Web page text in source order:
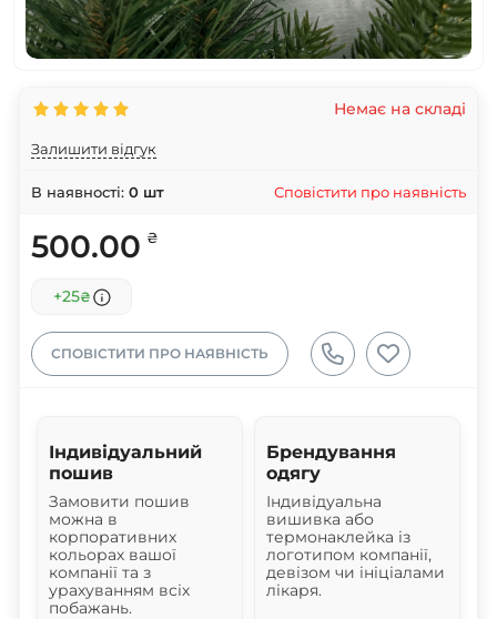
Залишити відгук
Немає на складі
В наявності: 0 шт Сповістити про наявність
500.00 ₴
+25₴
СПОВІСТИТИ ПРО НАЯВНІСТЬ
Індивідуальний
пошив
Замовити пошив
можна в
корпоративних
кольорах вашої
компанії та з
урахуванням всіх
побажань.
Брендування
одягу
Індивідуальна
вишивка або
термонаклейка із
логотипом компанії,
девізом чи ініціалами
лікаря.